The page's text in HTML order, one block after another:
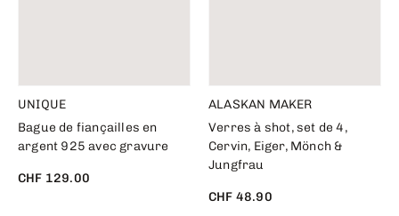
UNIQUE
Bague de fiançailles en
argent 925 avec gravure
CHF 129.00
ALASKAN MAKER
Verres à shot, set de 4,
Cervin, Eiger, Mönch &
Jungfrau
CHF 48.90